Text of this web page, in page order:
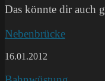
Das könnte dir auch
Nebenbrücke
16.01.2012